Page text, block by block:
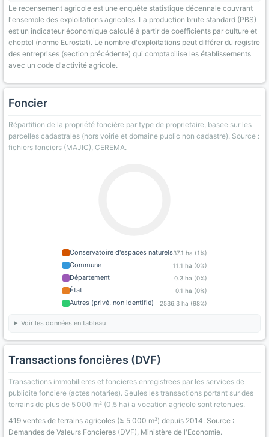
Le recensement agricole est une enquête statistique décennale couvrant
l'ensemble des exploitations agricoles. La production brute standard (PBS)
est un indicateur économique calculé à partir de coefficients par culture et
cheptel (norme Eurostat). Le nombre d'exploitations peut différer du registre
des entreprises (section précédente) qui comptabilise les établissements
avec un code d'activité agricole.
Foncier
Répartition de la propriété foncière par type de proprietaire, basee sur les
parcelles cadastrales (hors voirie et domaine public non cadastre). Source :
fichiers fonciers (MAJIC), CEREMA.
Conservatoire d'espaces naturels37.1 ha (1%)
Commune 11.1 ha (0%)
Département 0.3 ha (0%)
État 0.1 ha (0%)
Autres (privé, non identifié) 2536.3 ha (98%)
Voir les données en tableau
Transactions foncières (DVF)
Transactions immobilieres et foncieres enregistrees par les services de
publicite fonciere (actes notaries). Seules les transactions portant sur des
terrains de plus de 5 000 m² (0,5 ha) a vocation agricole sont retenues.
419 ventes de terrains agricoles (≥ 5 000 m²) depuis 2014. Source :
Demandes de Valeurs Foncieres (DVF), Ministère de l'Economie.